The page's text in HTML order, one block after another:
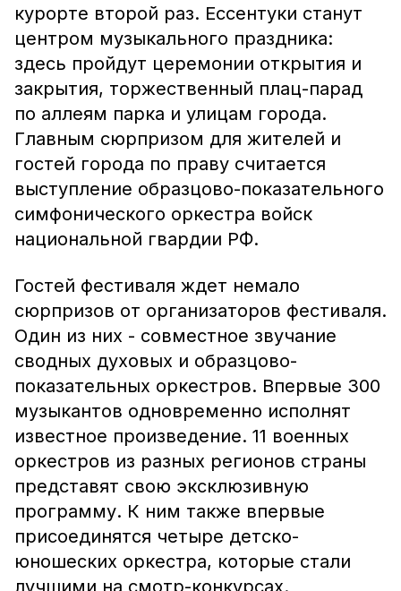
курорте второй раз. Ессентуки станут
центром музыкального праздника:
здесь пройдут церемонии открытия и
закрытия, торжественный плац-парад
по аллеям парка и улицам города.
Главным сюрпризом для жителей и
гостей города по праву считается
выступление образцово-показательного
симфонического оркестра войск
национальной гвардии РФ.
Гостей фестиваля ждет немало
сюрпризов от организаторов фестиваля.
Один из них - совместное звучание
сводных духовых и образцово-
показательных оркестров. Впервые 300
музыкантов одновременно исполнят
известное произведение. 11 военных
оркестров из разных регионов страны
представят свою эксклюзивную
программу. К ним также впервые
присоединятся четыре детско-
юношеских оркестра, которые стали
лучшими на смотр-конкурсах.